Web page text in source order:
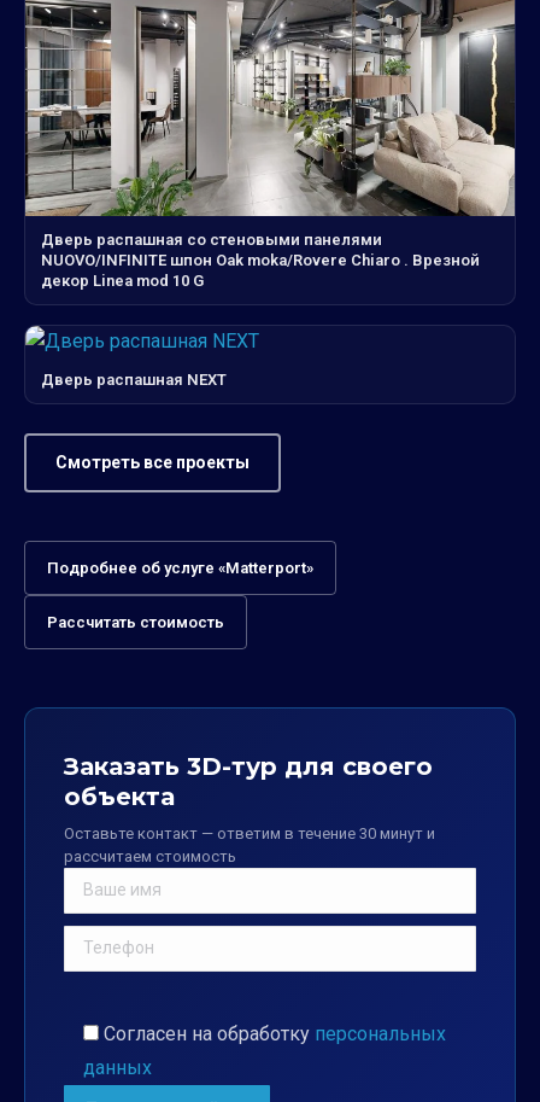
Дверь распашная со стеновыми панелями
NUOVO/INFINITE шпон Oak moka/Rovere Chiaro . Врезной
декор Linea mod 10 G
Дверь распашная NEXT
Смотреть все проекты
Подробнее об услуге «Matterport»
Рассчитать стоимость
Заказать 3D-тур для своего
объекта
Оставьте контакт — ответим в течение 30 минут и
рассчитаем стоимость
Согласен на обработку персональных
данных